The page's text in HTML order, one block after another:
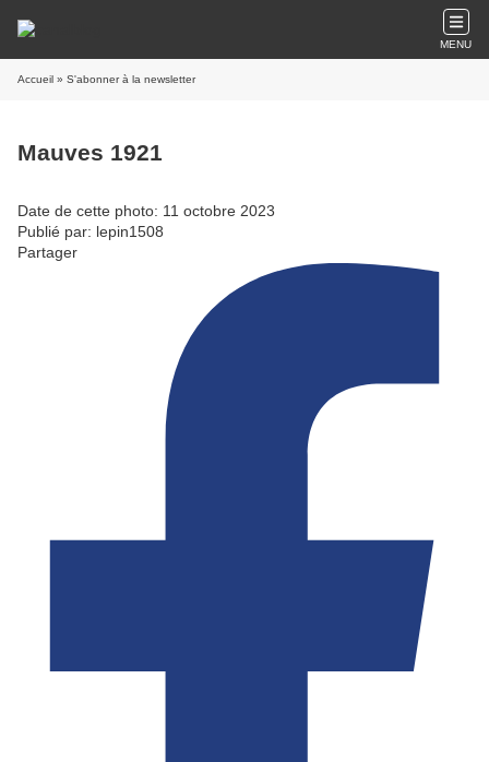
MENU
Accueil » S'abonner à la newsletter
Mauves 1921
Date de cette photo: 11 octobre 2023
Publié par: lepin1508
Partager